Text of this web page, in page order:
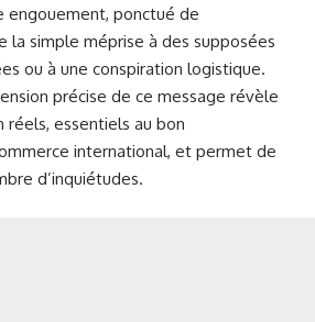
ponctué de
la simple méprise à des supposées
ou à une conspiration logistique.
précise de ce message révèle
réels, essentiels au bon
international, et permet de
d’inquiétudes.